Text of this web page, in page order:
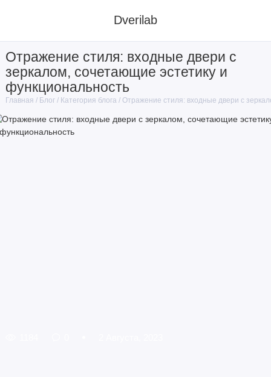
Dverilab
Отражение стиля: входные двери с
зеркалом, сочетающие эстетику и
функциональность
Главная Блог Категория блога Отражение стиля: входные двери с